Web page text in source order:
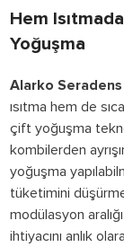
Hem
Yoğuşma
Alarko
ısıtma hem de
çift yoğuşma
kombilerden
yoğuşma
tüketimini
modülasyon
ihtiyacını anlık